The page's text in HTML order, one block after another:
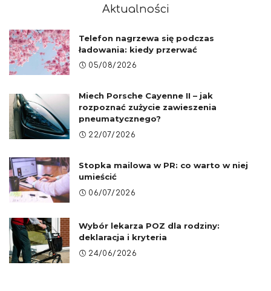
Aktualności
Telefon nagrzewa się podczas
ładowania: kiedy przerwać
05/08/2026
Miech Porsche Cayenne II – jak
rozpoznać zużycie zawieszenia
pneumatycznego?
22/07/2026
Stopka mailowa w PR: co warto w niej
umieścić
06/07/2026
Wybór lekarza POZ dla rodziny:
deklaracja i kryteria
24/06/2026